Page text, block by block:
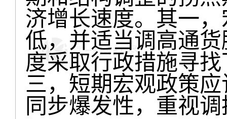
济增长速度。其一
低，并适当调高通
度采取行政措施寻
三，短期宏观政策
同步爆发性，重视